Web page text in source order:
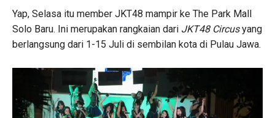
Yap, Selasa itu member JKT48 mampir ke The Park Mall
Solo Baru. Ini merupakan rangkaian dari JKT48 Circusyang
berlangsung dari 1-15 Juli di sembilan kota di Pulau Jawa.